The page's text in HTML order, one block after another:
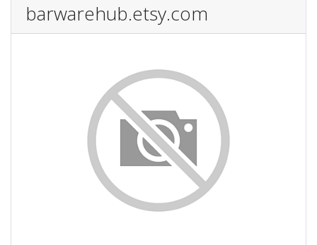
barwarehub.etsy.com